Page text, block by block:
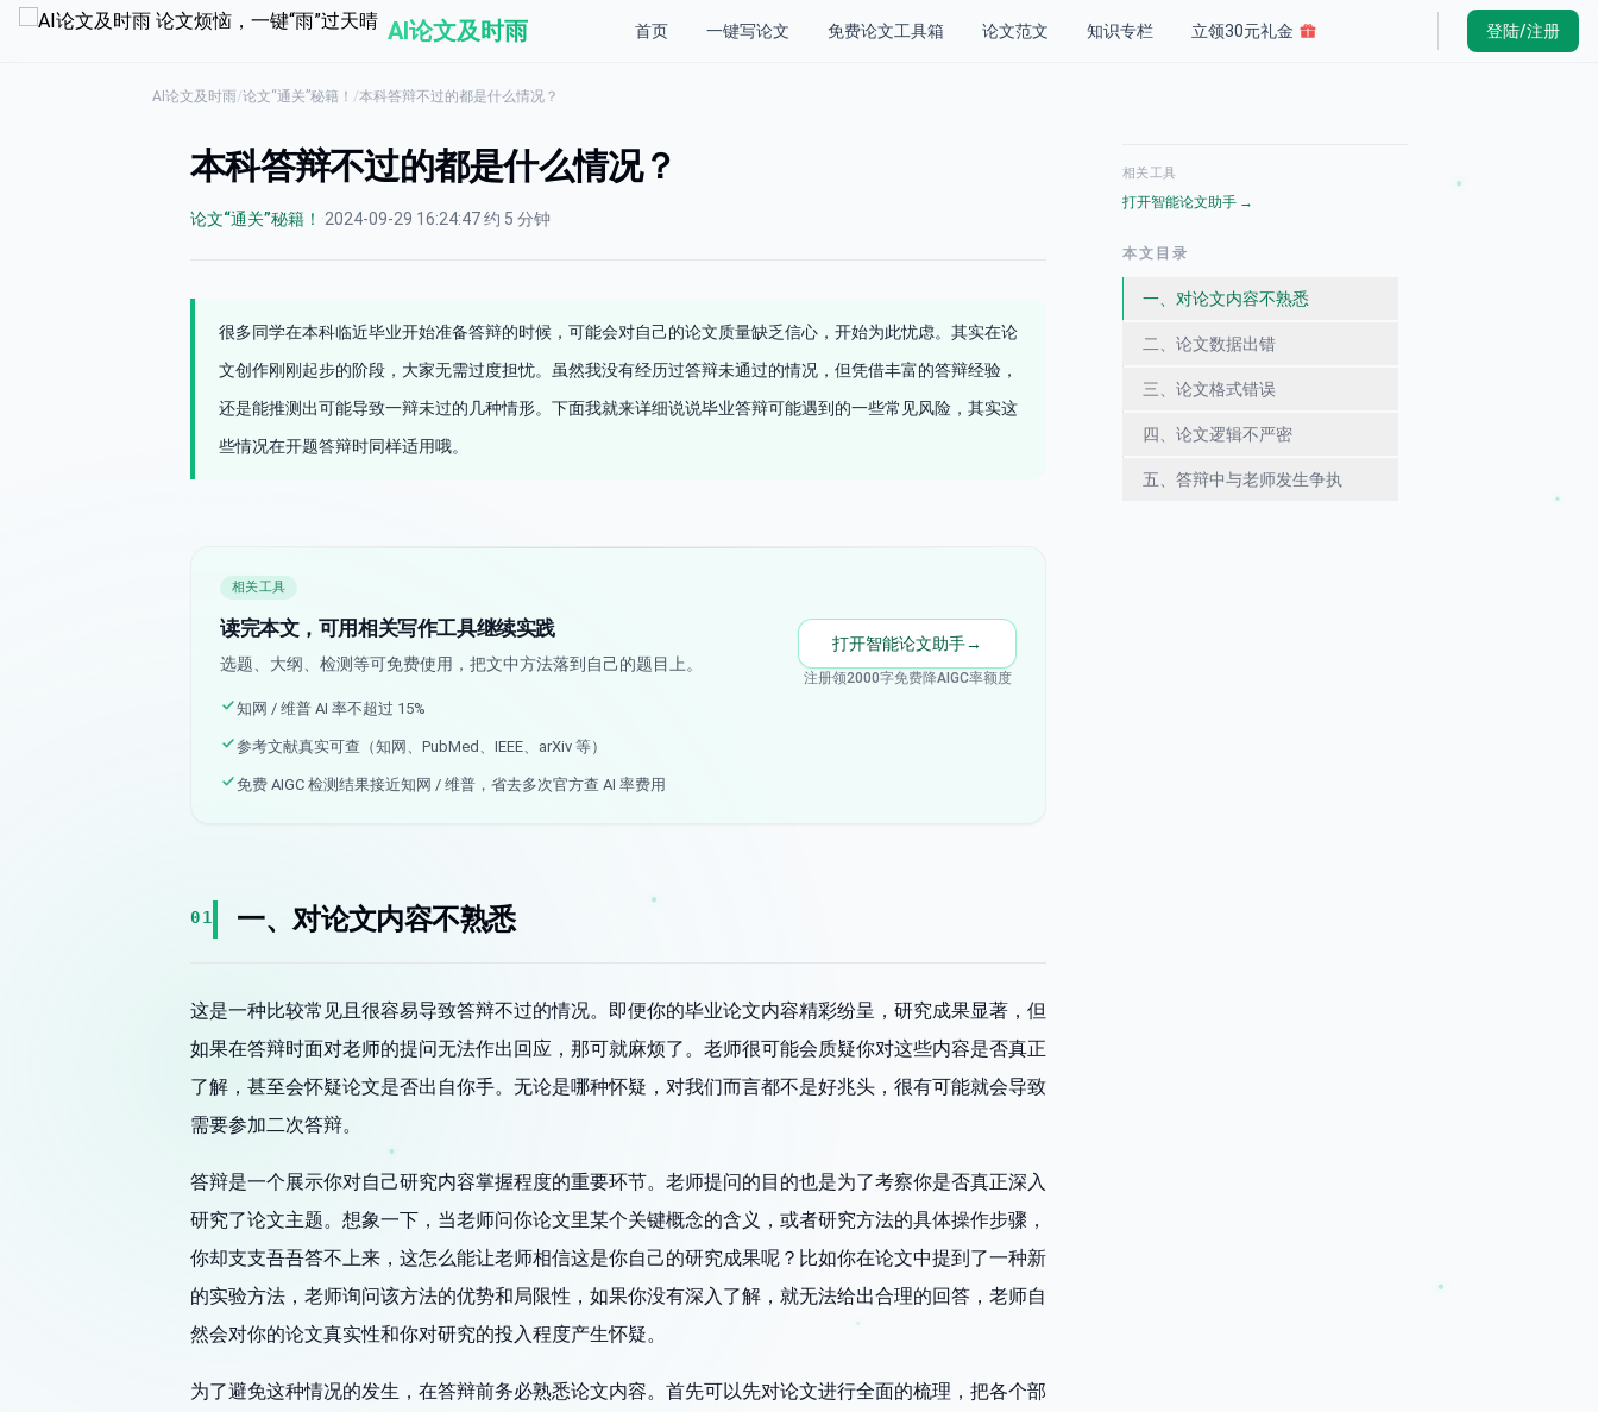
AI论文及时雨 登陆/注册
首页 一键写论文 免费论文工具箱 论文范文 知识专栏 立领30元礼金
AI论文及时雨/论文“通关”秘籍！ /本科答辩不过的都是什么情况？
本科答辩不过的都是什么情况？
论文“通关”秘籍！ ·2024-09-29 16:24:47·约 5 分钟
很多同学在本科临近毕业开始准备答辩的时候，可能会对自己的论文质量缺乏信心，开始为此忧虑。其实在论
文创作刚刚起步的阶段，大家无需过度担忧。虽然我没有经历过答辩未通过的情况，但凭借丰富的答辩经验，
还是能推测出可能导致一辩未过的几种情形。下面我就来详细说说毕业答辩可能遇到的一些常见风险，其实这
些情况在开题答辩时同样适用哦。
相关工具
读完本文，可用相关写作工具继续实践
选题、大纲、检测等可免费使用，把文中方法落到自己的题目上。
知网 / 维普 AI 率不超过 15%
参考文献真实可查（知网、PubMed、IEEE、arXiv 等）
免费 AIGC 检测结果接近知网 / 维普，省去多次官方查 AI 率费用
打开智能论文助手→
注册领2000字免费降AIGC率额度
01 一、对论文内容不熟悉
这是一种比较常见且很容易导致答辩不过的情况。即便你的毕业论文内容精彩纷呈，研究成果显著，但
如果在答辩时面对老师的提问无法作出回应，那可就麻烦了。老师很可能会质疑你对这些内容是否真正
了解，甚至会怀疑论文是否出自你手。无论是哪种怀疑，对我们而言都不是好兆头，很有可能就会导致
需要参加二次答辩。
答辩是一个展示你对自己研究内容掌握程度的重要环节。老师提问的目的也是为了考察你是否真正深入
研究了论文主题。想象一下，当老师问你论文里某个关键概念的含义，或者研究方法的具体操作步骤，
你却支支吾吾答不上来，这怎么能让老师相信这是你自己的研究成果呢？比如你在论文中提到了一种新
的实验方法，老师询问该方法的优势和局限性，如果你没有深入了解，就无法给出合理的回答，老师自
然会对你的论文真实性和你对研究的投入程度产生怀疑。
为了避免这种情况的发生，在答辩前务必熟悉论文内容。首先可以先对论文进行全面的梳理，把各个部
相关工具
打开智能论文助手 →
本文目录
一、对论文内容不熟悉
二、论文数据出错
三、论文格式错误
四、论文逻辑不严密
五、答辩中与老师发生争执